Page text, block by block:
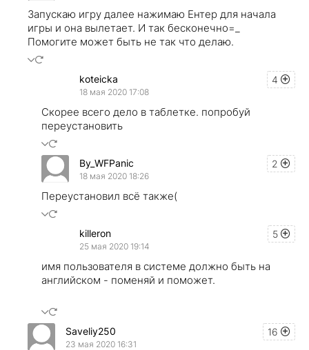
Запускаю игру далее нажимаю Ентер для начала
игры и она вылетает. И так бесконечно=_
Помогите может быть не так что делаю.
4
koteicka
18 мая 2020 17:08
Скорее всего дело в таблетке. попробуй
переустановить
2
By_WFPanic
18 мая 2020 18:26
Переустановил всё также(
5
killeron
25 мая 2020 19:14
имя пользователя в системе должно быть на
английском - поменяй и поможет.
16
Saveliy250
23 мая 2020 16:31